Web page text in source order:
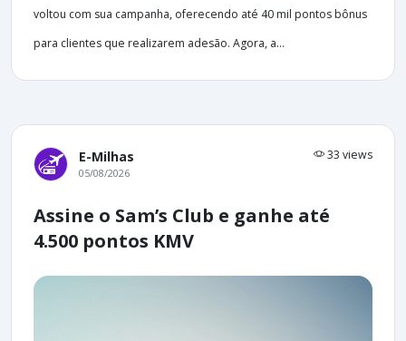
voltou com sua campanha, oferecendo até 40 mil pontos bônus
para clientes que realizarem adesão. Agora, a...
E-Milhas 33 views
05/08/2026
Assine o Sam’s Club e ganhe até
4.500 pontos KMV